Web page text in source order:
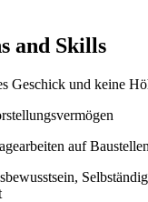
and Skills
Geschick und keine
auf Baustellen